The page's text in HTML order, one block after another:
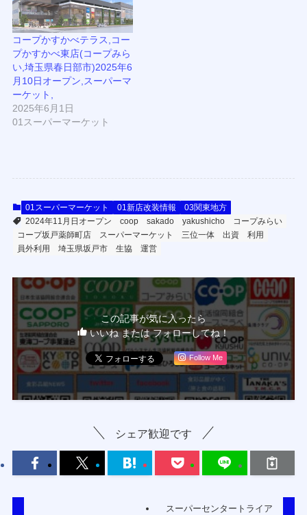
コープかすかべテラス,コー
プかすかべ東店(コープみら
い,埼玉県春日部市)2025年6
月10日オープン,スーパーマ
ーケット,
2025年6月1日
01スーパーマーケット
01スーパーマーケット 01新店改装情報
03関東地方
2024年11月日オープン
coop sakado yakushicho
コープみらい
コープ坂戸薬師町店
スーパーマーケット 三位一体 出資
利用
員外利用
埼玉県坂戸市 生協 運営
この記事が気に入ったら
いいね または フォローしてね！
Follow Me
シェア歓迎です
スーパーセンタートライア